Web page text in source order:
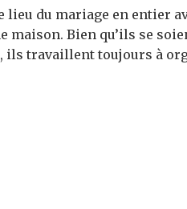
lieu du mariage en entier
maison. Bien qu’ils se
ils travaillent toujours à